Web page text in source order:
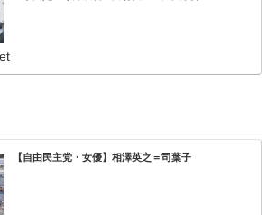
【自由民主党・女優】相澤英之＝司葉子